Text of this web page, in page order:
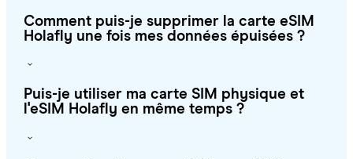
Comment puis-je supprimer la carte eSIM
Holafly une fois mes données épuisées ?
Puis-je utiliser ma carte SIM physique et
l'eSIM Holafly en même temps ?